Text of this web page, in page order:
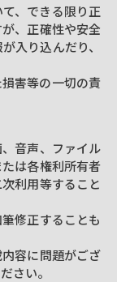
、できる限り正
、正確性や安全
入り込んだり、
害等の一切の責
音声、ファイル
は各権利所有者
利用等すること
修正することも
容に問題がござ
さい。